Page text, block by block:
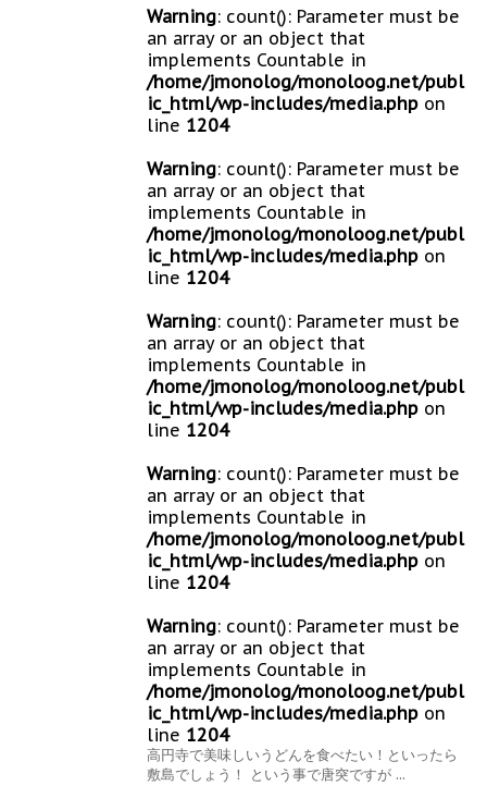
Warning: count(): Parameter must be
an array or an object that
implements Countable in
/home/jmonolog/monoloog.net/publ
ic_html/wp-includes/media.php on
line 1204
Warning: count(): Parameter must be
an array or an object that
implements Countable in
/home/jmonolog/monoloog.net/publ
ic_html/wp-includes/media.php on
line 1204
Warning: count(): Parameter must be
an array or an object that
implements Countable in
/home/jmonolog/monoloog.net/publ
ic_html/wp-includes/media.php on
line 1204
Warning: count(): Parameter must be
an array or an object that
implements Countable in
/home/jmonolog/monoloog.net/publ
ic_html/wp-includes/media.php on
line 1204
Warning: count(): Parameter must be
an array or an object that
implements Countable in
/home/jmonolog/monoloog.net/publ
ic_html/wp-includes/media.php on
line 1204
高円寺で美味しいうどんを食べたい！といったら
敷島でしょう！ という事で唐突ですが ...